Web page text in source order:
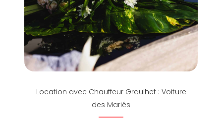
Location avec Chauffeur Graulhet : Voiture
des Mariés